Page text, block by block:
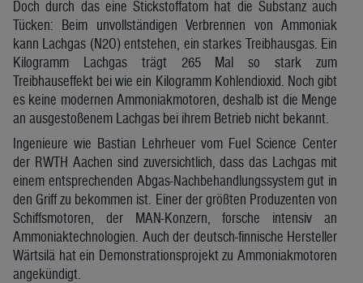
Doch durch das eine Stickstoffatom hat die Substanz auch
Tücken: Beim unvollständigen Verbrennen von Ammoniak
kann Lachgas (N2O) entstehen, ein starkes Treibhausgas. Ein
Kilogramm Lachgas trägt 265 Mal so stark zum
Treibhauseffekt bei wie ein Kilogramm Kohlendioxid. Noch gibt
es keine modernen Ammoniakmotoren, deshalb ist die Menge
an ausgestoßenem Lachgas bei ihrem Betrieb nicht bekannt.
Ingenieure wie Bastian Lehrheuer vom Fuel Science Center
der RWTH Aachen sind zuversichtlich, dass das Lachgas mit
einem entsprechenden Abgas-Nachbehandlungssystem gut in
den Griff zu bekommen ist. Einer der größten Produzenten von
Schiffsmotoren, der MAN-Konzern, forsche intensiv an
Ammoniaktechnologien. Auch der deutsch-finnische Hersteller
Wärtsilä hat ein Demonstrationsprojekt zu Ammoniakmotoren
angekündigt.